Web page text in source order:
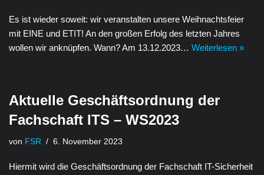
Es ist wieder soweit: wir veranstalten unsere Weihnachtsfeier
mit EINE und ETIT! An den großen Erfolg des letzten Jahres
wollen wir anknüpfen. Wann? Am 13.12.2023… Weiterlesen »
Aktuelle Geschäftsordnung der
Fachschaft ITS – WS2023
von FSR 6. November 2023
Hiermit wird die Geschäftsordnung der Fachschaft IT-Sicherheit